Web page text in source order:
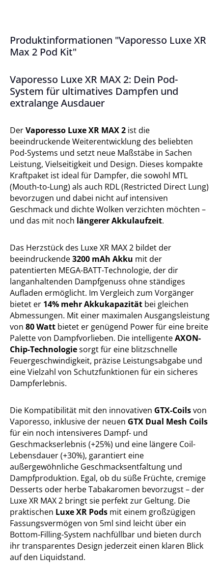
Produktinformationen "Vaporesso Luxe XR
Max 2 Pod Kit"
Vaporesso Luxe XR MAX 2: Dein Pod-
System für ultimatives Dampfen und
extralange Ausdauer
DerVaporesso Luxe XR MAX 2 ist die
beeindruckende Weiterentwicklung des beliebten
Pod-Systems und setzt neue Maßstäbe in Sachen
Leistung, Vielseitigkeit und Design. Dieses kompakte
Kraftpaket ist ideal für Dampfer, die sowohl MTL
(Mouth-to-Lung) als auch RDL (Restricted Direct Lung)
bevorzugen und dabei nicht auf intensiven
Geschmack und dichte Wolken verzichten möchten –
und das mit noch längerer Akkulaufzeit.
Das Herzstück des Luxe XR MAX 2 bildet der
beeindruckende3200 mAh Akku mit der
patentierten MEGA-BATT-Technologie, der dir
langanhaltenden Dampfgenuss ohne ständiges
Aufladen ermöglicht. Im Vergleich zum Vorgänger
bietet er 14% mehr Akkukapazität bei gleichen
Abmessungen. Mit einer maximalen Ausgangsleistung
von 80 Watt bietet er genügend Power für eine breite
Palette von Dampfvorlieben. Die intelligenteAXON-
Chip-Technologiesorgt für eine blitzschnelle
Feuergeschwindigkeit, präzise Leistungsabgabe und
eine Vielzahl von Schutzfunktionen für ein sicheres
Dampferlebnis.
Die Kompatibilität mit den innovativen GTX-Coilsvon
Vaporesso, inklusive der neuen GTX Dual Mesh Coils
für ein noch intensiveres Dampf- und
Geschmackserlebnis (+25%) und eine längere Coil-
Lebensdauer (+30%), garantiert eine
außergewöhnliche Geschmacksentfaltung und
Dampfproduktion. Egal, ob du süße Früchte, cremige
Desserts oder herbe Tabakaromen bevorzugst – der
Luxe XR MAX 2 bringt sie perfekt zur Geltung. Die
praktischen Luxe XR Pods mit einem großzügigen
Fassungsvermögen von 5ml sind leicht über ein
Bottom-Filling-System nachfüllbar und bieten durch
ihr transparentes Design jederzeit einen klaren Blick
auf den Liquidstand.